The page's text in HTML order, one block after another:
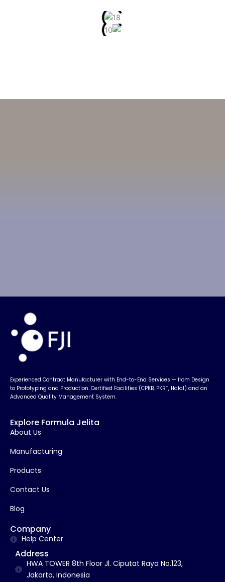
Experienced Contract Manufacturer with End-to-End Services — from Design
to Prototyping and Production. Certified Facilities (CPKB, PKRT, Halal) and an
Advanced Quality Management System.
Explore Formula Jelita
About Us
Manufacturing
Products
Contact Us
Blog
Company
Help Center
Address
HWA TOWER 8th Floor Jl. Ciputat Raya No.123,
Jakarta, Indonesia